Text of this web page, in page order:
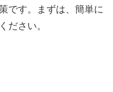
です。まずは、簡単に
ださい。